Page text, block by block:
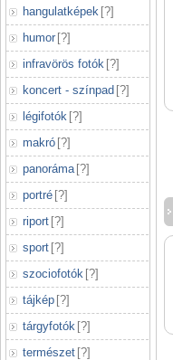
hangulatképek [?]
humor [?]
infravörös fotók [?]
koncert - színpad [?]
légifotók [?]
makró [?]
panoráma [?]
portré [?]
riport [?]
sport [?]
szociofotók [?]
tájkép [?]
tárgyfotók [?]
természet [?]